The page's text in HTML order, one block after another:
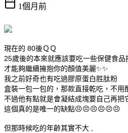
1個月前
現在的 80後ＱＱ
25歲後的本來就應該要吃一些保健食品
才能夠繼續擁抱你的顏值美麗✨✨
我之前好奇也有吃過膠原蛋白胜肽粉
盒裝一包一包的，那款直接乾吃，不用
不過他有點就是會凝結成塊要自己再把
這個真的是唯一的缺點😣😣😣😣😣😣
但那時候吃的年齡其實不大 ,